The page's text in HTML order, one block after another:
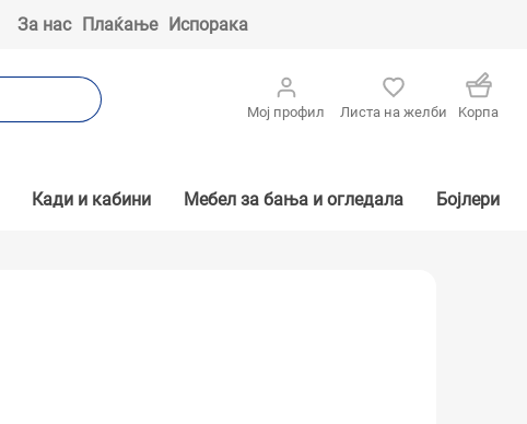
За нас Плаќање Испорака
Мој профил Листа на желби Kорпа
Кади и кабини Мебел за бања и огледала Бојлери